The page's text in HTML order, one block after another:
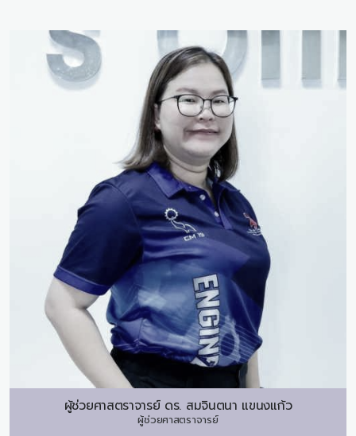
ผู้ช่วยศาสตราจารย์ ดร. สมจินตนา แขนงแก้ว
ผู้ช่วยศาสตราจารย์